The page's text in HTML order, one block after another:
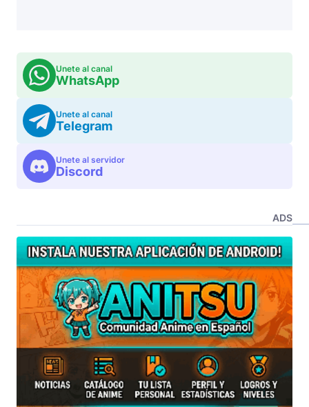
Unete al canal
WhatsApp
Unete al canal
Telegram
Unete al servidor
Discord
ADS